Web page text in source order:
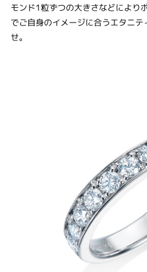
モンド1粒ずつの大きさなどにより
でご自身のイメージに合うエタニ
せ。